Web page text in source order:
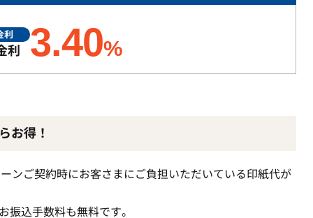
利
利 3.40%
お得！
ンご契約時にお客さまにご負担いただいている印紙代が
振込手数料も無料です。